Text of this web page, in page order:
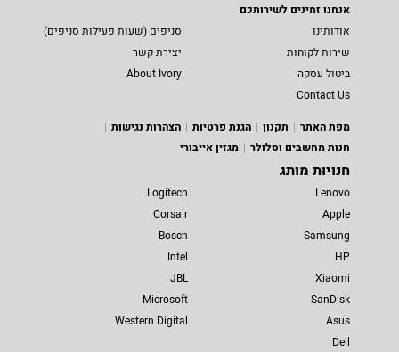
אנחנו זמינים לשירותכם
אודותינו
סניפים (שעות פעילות סניפים)
שירות לקוחות
יצירת קשר
ביטול עסקה
About Ivory
Contact Us
מפת האתר
תקנון הגנת פרטיות
הצהרות נגישות
חנות מחשבים וסלולר
מגזין אייבורי
חנויות מותג
Lenovo
Apple
Samsung
HP
Xiaomi
SanDisk
Asus
Dell
Logitech
Corsair
Bosch
Intel
JBL
Microsoft
Western Digital